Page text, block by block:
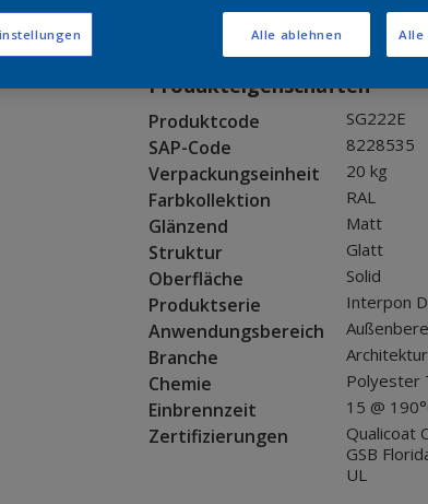
Muster bestellen
Produkteigenschaften
Produktcode SG222E
SAP-Code 8228535
Verpackungseinheit 20 kg
Farbkollektion RAL
Glänzend Matt
Struktur Glatt
Oberfläche Solid
Produktserie Interpon
Anwendungsbereich
Branche Architektur
Chemie Polyester
Einbrennzeit 15 @
Zertifizierungen
Qualicoat
GSB
UL
Alle ablehnen Alle